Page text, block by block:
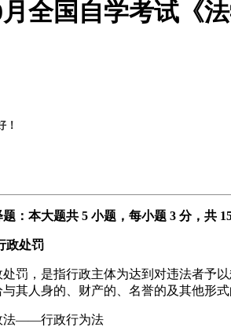
月全国自学考试《
！
本大题共 5 小题，每小题 3 分，共 15
处罚
，是指行政主体为达到对违法者予以
其人身的、财产的、名誉的及其他形式
——行政行为法